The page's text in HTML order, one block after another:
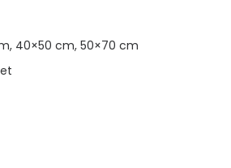
40×50 cm, 50×70 cm